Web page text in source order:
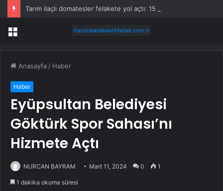
Menü
Anasayfa / Haber
Haber
Eyüpsultan Belediyesi
Göktürk Spor Sahası’nı
Hizmete Açtı
NURCAN BAYRAM Mart 11, 2024 0 1
1 dakika okuma süresi